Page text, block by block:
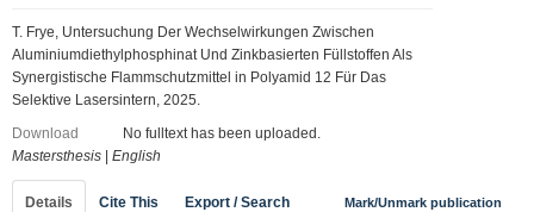
T. Frye, Untersuchung Der Wechselwirkungen Zwischen
Aluminiumdiethylphosphinat Und Zinkbasierten Füllstoffen Als
Synergistische Flammschutzmittel in Polyamid 12 Für Das
Selektive Lasersintern, 2025.
Download
No fulltext has been uploaded.
Mastersthesis
English
Details Cite This Export / Search Mark/Unmark publication